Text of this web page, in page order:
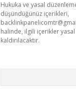
Hukuka ve yasal
düşündüğünüz içerikleri,
halinde, ilgili içerikler
kaldırılacaktır.